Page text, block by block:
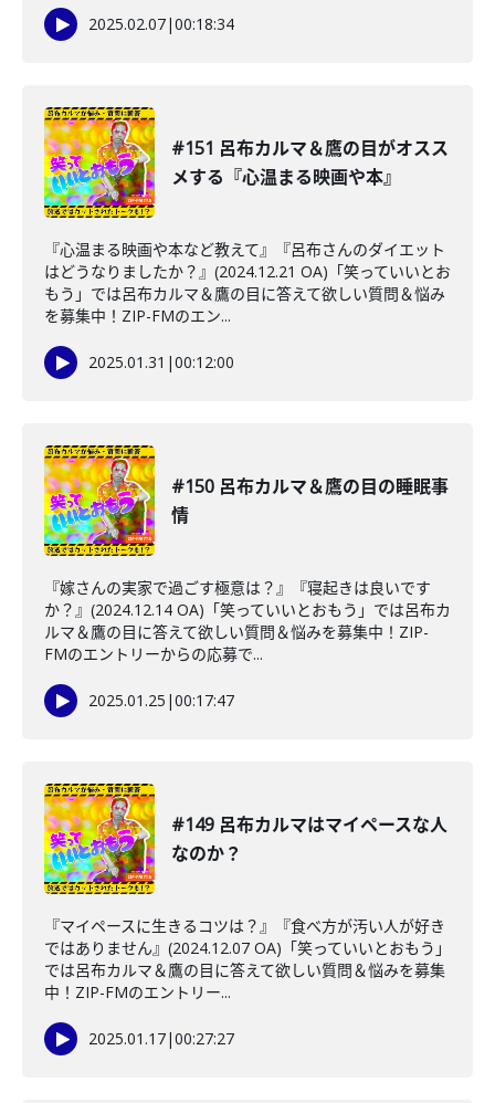
2025.02.07|00:18:34
#151 呂布カルマ＆鷹の目がオスス
メする『心温まる映画や本』
『心温まる映画や本など教えて』『呂布さんのダイエット
はどうなりましたか？』(2024.12.21 OA)「笑っていいとお
もう」では呂布カルマ＆鷹の目に答えて欲しい質問＆悩み
を募集中！ZIP-FMのエン...
2025.01.31 |00:12:00
#150 呂布カルマ＆鷹の目の睡眠事
情
『嫁さんの実家で過ごす極意は？』『寝起きは良いです
か？』(2024.12.14 OA)「笑っていいとおもう」では呂布カ
ルマ＆鷹の目に答えて欲しい質問＆悩みを募集中！ZIP-
FMのエントリーからの応募で...
2025.01.25 |00:17:47
#149 呂布カルマはマイペースな人
なのか？
『マイペースに生きるコツは？』『食べ方が汚い人が好き
ではありません』(2024.12.07 OA)「笑っていいとおもう」
では呂布カルマ＆鷹の目に答えて欲しい質問＆悩みを募集
中！ZIP-FMのエントリー...
2025.01.17|00:27:27